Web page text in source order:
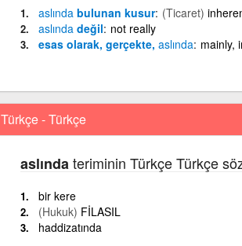
aslında bulunan kusur (Ticaret)
aslında değil not really
esas olarak, gerçekte, aslında mainly,
Türkçe - Türkçe
aslında teriminin Türkçe Türkçe
bir kere
(Hukuk) FİLASIL
haddizatında